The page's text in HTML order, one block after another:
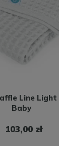
Line Light
Baby
103,00 zł